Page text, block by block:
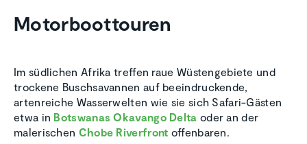
Motorboottouren
Im südlichen Afrika treffen raue Wüstengebiete und
trockene Buschsavannen auf beeindruckende,
artenreiche Wasserwelten wie sie sich Safari-Gästen
etwa in Botswanas Okavango Delta oder an der
malerischen Chobe Riverfront offenbaren.